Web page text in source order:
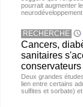
pourrait augmenter
neurodéveloppement
RECHERCHE
Cancers,
sanitaires
conservateurs
Deux grandes
lien entre certains
sulfites et sorbate)